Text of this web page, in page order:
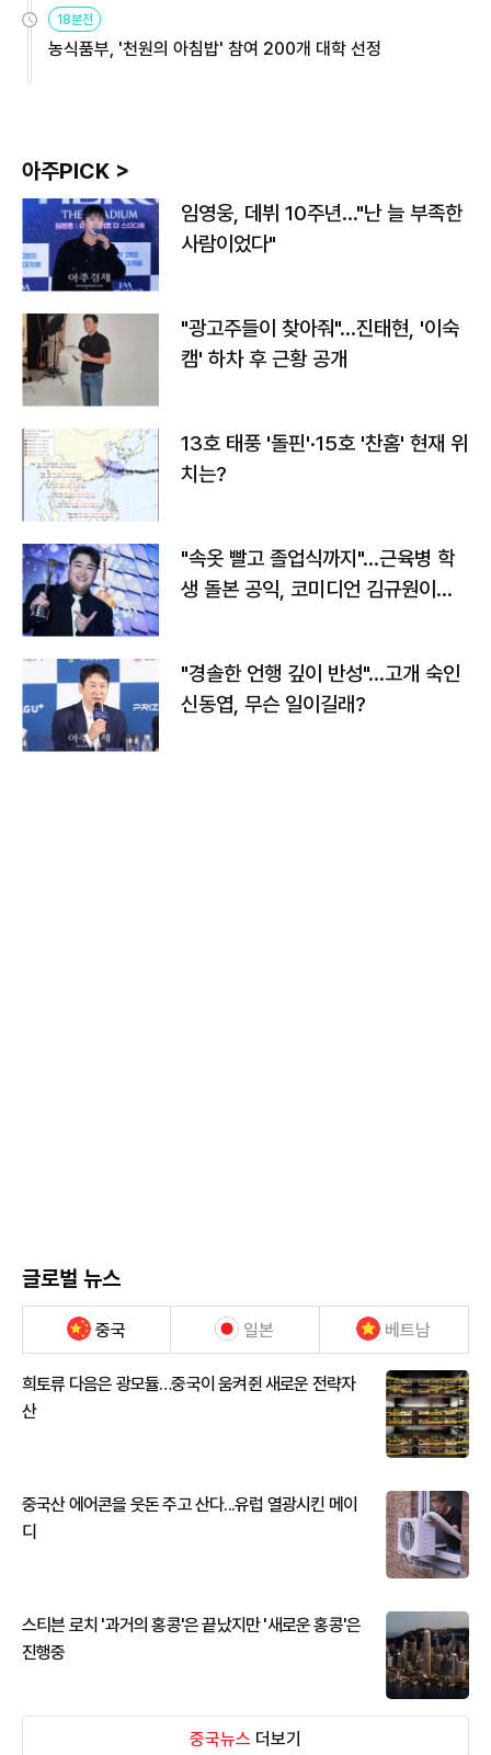
18분전
농식품부, '천원의 아침밥' 참여 200개 대학 선정
아주PICK >
임영웅, 데뷔 10주년…"난 늘 부족한
사람이었다"
"광고주들이 찾아줘"…진태현, '이숙
캠' 하차 후 근황 공개
13호 태풍 '돌핀'·15호 '찬홈' 현재 위
치는?
"속옷 빨고 졸업식까지"…근육병 학
생 돌본 공익, 코미디언 김규원이었
"경솔한 언행 깊이 반성"…고개 숙인
신동엽, 무슨 일이길래?
글로벌 뉴스
중국 일본 베트남
희토류 다음은 광모듈…중국이 움켜쥔 새로운 전략자
산
중국산 에어콘을 웃돈 주고 산다...유럽 열광시킨 메이
디
스티븐 로치 '과거의 홍콩'은 끝났지만 '새로운 홍콩'은
진행중
중국뉴스 더보기